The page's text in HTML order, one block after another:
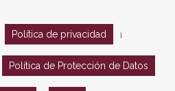
Política de privacidad
Política de Protección de Datos